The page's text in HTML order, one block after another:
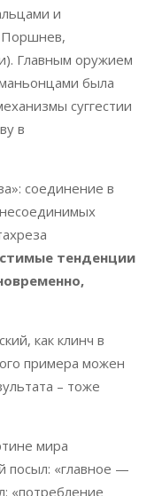
и
Поршнев,
Главным оружием
была
суггестии
в
соединение в
тенденции
как клинч в
примера можен
– тоже
мира
посыл: «главное —
«потребление